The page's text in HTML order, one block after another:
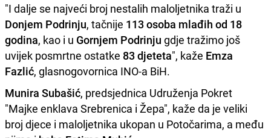
"I dalje se najveći broj nestalih maloljetnika traži u
Donjem Podrinju, tačnije 113 osoba mlađih od 18
godina, kao i u Gornjem Podrinju gdje tražimo još
uvijek posmrtne ostatke 83 djeteta", kaže Emza
Fazlić, glasnogovornica INO-a BiH.
Munira Subašić, predsjednica Udruženja Pokret
"Majke enklava Srebrenica i Žepa", kaže da je veliki
broj djece i maloljetnika ukopan u Potočarima, a među